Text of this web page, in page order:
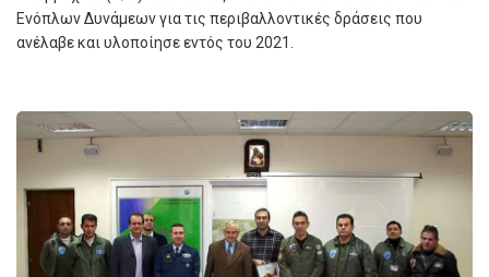
Ενόπλων Δυνάμεων για τις περιβαλλοντικές δράσεις που
ανέλαβε και υλοποίησε εντός του 2021.